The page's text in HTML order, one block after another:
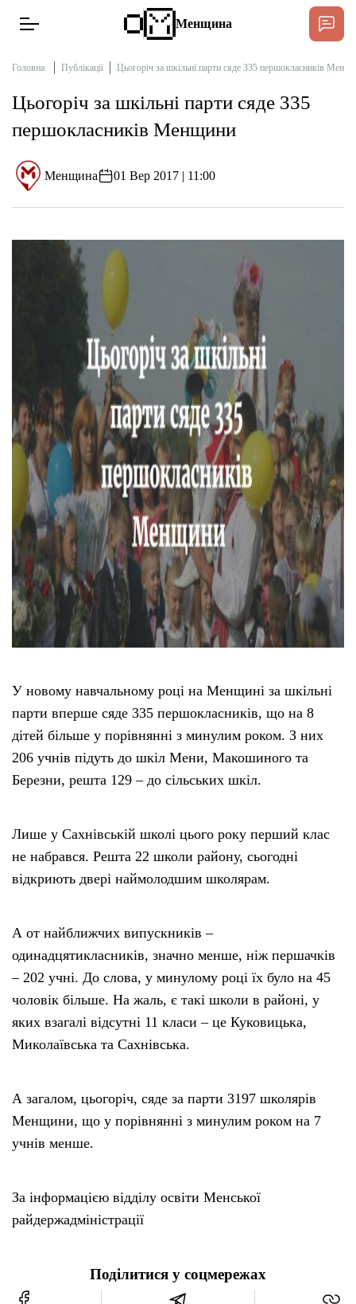
Новини
Інтерв’ю
Публікації
Тендери
Довідник
Контакти
Рекламні прайси
Підтримати «місцевих»
Редакційна політика
Підтримати
Менщина
Головна Публікації Цьогоріч за шкільні парти сяде 335 першокласників
Цьогоріч за шкільні парти сяде 335
першокласників Менщини
Менщина 01 Вер 2017 | 11:00
У новому навчальному році на Менщині за шкільні
парти вперше сяде 335 першокласників, що на 8
дітей більше у порівнянні з минулим роком. З них
206 учнів підуть до шкіл Мени, Макошиного та
Березни, решта 129 – до сільських шкіл.
Лише у Сахнівській школі цього року перший клас
не набрався. Решта 22 школи району, сьогодні
відкриють двері наймолодшим школярам.
А от найближчих випускників –
одинадцятикласників, значно менше, ніж першачків
– 202 учні. До слова, у минулому році їх було на 45
чоловік більше. На жаль, є такі школи в районі, у
яких взагалі відсутні 11 класи – це Куковицька,
Миколаївська та Сахнівська.
А загалом, цьогоріч, сяде за парти 3197 школярів
Менщини, що у порівнянні з минулим роком на 7
учнів менше.
За інформацією відділу освіти Менської
райдержадміністрації
Поділитися у соцмережах